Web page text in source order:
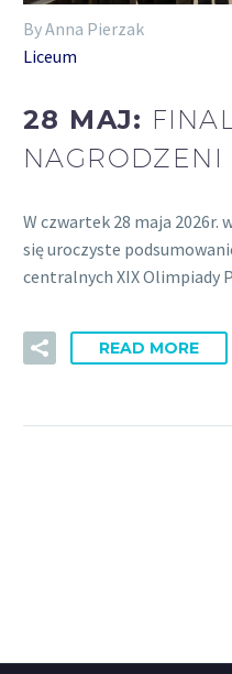
By Anna Pierzak
Liceum
28 MAJ:
NAGRODZENI
W czwartek 28 maja 2026r.
się uroczyste
centralnych XIX Olimpiady
READ MORE